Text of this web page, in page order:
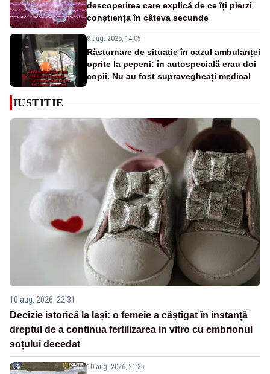
descoperirea care explică de ce îți pierzi
conștiența în câteva secunde
8 aug. 2026, 14:05
Răsturnare de situație în cazul ambulanței
oprite la pepeni: în autospecială erau doi
copii. Nu au fost supravegheați medical
JUSTITIE
10 aug. 2026, 22:31
Decizie istorică la Iași: o femeie a câștigat în instanță
dreptul de a continua fertilizarea in vitro cu embrionul
soțului decedat
10 aug. 2026, 21:35